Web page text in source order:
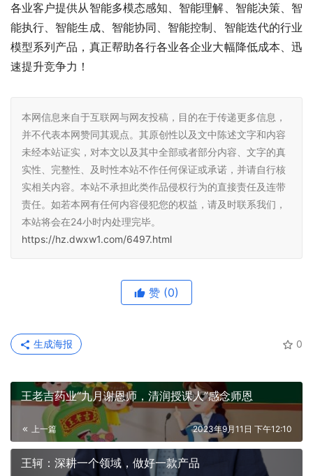
各业客户提供从智能多模态感知、智能理解、智能决策、智
能执行、智能生成、智能协同、智能控制、智能迭代的行业
模型系列产品，真正帮助各行各业各企业大幅降低成本、迅
速提升竞争力！
本网信息来自于互联网与网友投稿，目的在于传递更多信息，
并不代表本网赞同其观点。其原创性以及文中陈述文字和内容
未经本站证实，对本文以及其中全部或者部分内容、文字的真
实性、完整性、及时性本站不作任何保证或承诺，并请自行核
实相关内容。本站不承担此类作品侵权行为的直接责任及连带
责任。如若本网有任何内容侵犯您的权益，请及时联系我们，
本站将会在24小时内处理完毕。
https://hz.dwxw1.com/6497.html
赞 (0)
0
生成海报
王老吉药业“九月谢恩师，清润授课人”感念师恩
上一篇 2023年9月11日 下午12:10
王轲：深耕一个领域，做好一款产品